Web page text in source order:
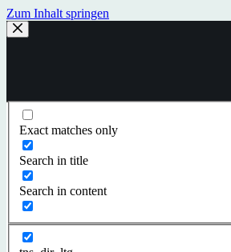
Zum Inhalt springen
Exact matches only
Search in title
Search in content